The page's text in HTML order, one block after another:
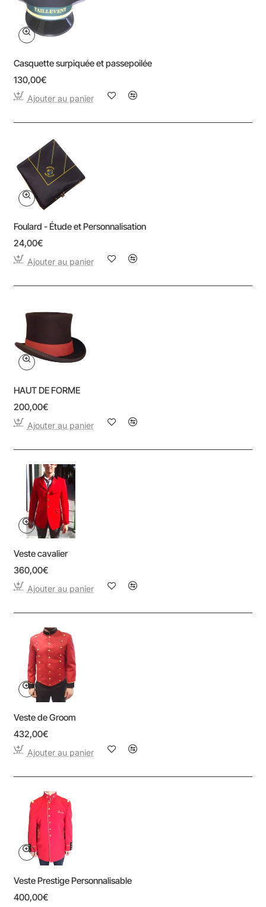
Casquette surpiquée et passepoilée
130,00€
Ajouter au panier
Foulard - Étude et Personnalisation
24,00€
Ajouter au panier
HAUT DE FORME
200,00€
Ajouter au panier
Veste cavalier
360,00€
Ajouter au panier
Veste de Groom
432,00€
Ajouter au panier
Veste Prestige Personnalisable
400,00€